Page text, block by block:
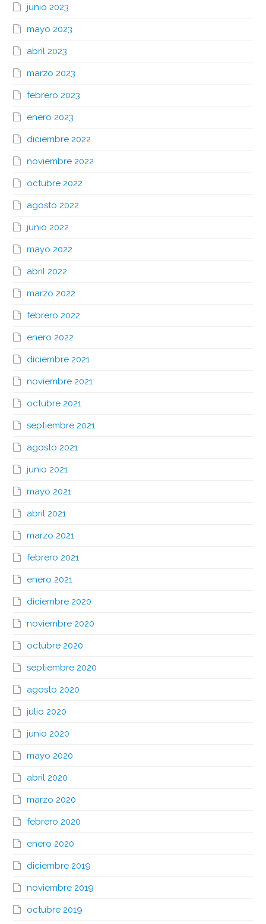
junio 2023
mayo 2023
abril 2023
marzo 2023
febrero 2023
enero 2023
diciembre 2022
noviembre 2022
octubre 2022
agosto 2022
junio 2022
mayo 2022
abril 2022
marzo 2022
febrero 2022
enero 2022
diciembre 2021
noviembre 2021
octubre 2021
septiembre 2021
agosto 2021
junio 2021
mayo 2021
abril 2021
marzo 2021
febrero 2021
enero 2021
diciembre 2020
noviembre 2020
octubre 2020
septiembre 2020
agosto 2020
julio 2020
junio 2020
mayo 2020
abril 2020
marzo 2020
febrero 2020
enero 2020
diciembre 2019
noviembre 2019
octubre 2019